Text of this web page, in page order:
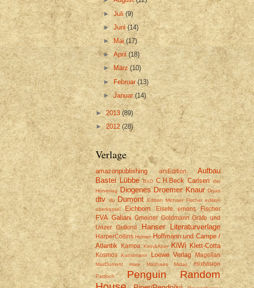
►Juli(9)
►Juni(14)
►Mai(17)
►April(18)
► März(10)
► Februar(13)
►Januar(14)
►2013(89)
►2012(28)
Verlage
amazonpublishing arsEdition
Aufbau
Bastei Lübbe
BoD C.H.Beck Carlsen
der
Hörverlag Diogenes Droemer Knaur Dryas
dtv du Dumont Edition Michael Fischer edition
oberkassel
Eichborn Eisele emons Fischer
FVA Galiani Gmeiner Goldmann Gräfe und
Unzer
Gutkind Hanser Literaturverlage
HarperCollins Helmer Hoffmann und Campe /
Atlantik
Kampa Kein&Aber KiWi Klett-Cotta
Kosmos Kunstmann Loewe Verlag Magellan
MairDumont mare Matthaes Midas mixtvision
Pattloch
Penguin Random